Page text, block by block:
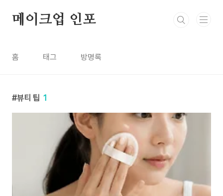
메이크업 인포
홈 태그 방명록
뷰티 팁 1